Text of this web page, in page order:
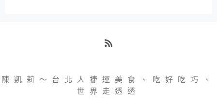
陳凱莉～台北人捷運美食、吃好吃巧、
世界走透透